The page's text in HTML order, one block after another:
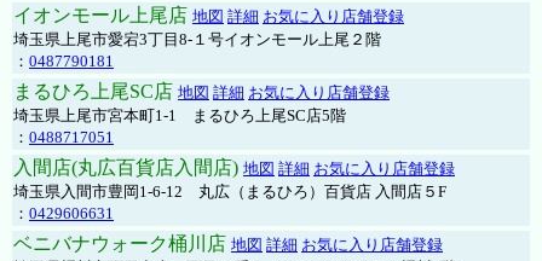
イオンモール上尾店 地図 詳細 お気に入り店舗登録
埼玉県上尾市愛宕3丁目8-１号イオンモール上尾２階
： 0487790181
まるひろ上尾SC店 地図 詳細 お気に入り店舗登録
埼玉県上尾市宮本町1-1 まるひろ上尾SC店5階
： 0488717051
入間店(丸広百貨店入間店) 地図 詳細 お気に入り店舗登録
埼玉県入間市豊岡1-6-12 丸広（まるひろ）百貨店 入間店５F
： 0429606631
ベニバナウォーク桶川店 地図 詳細 お気に入り店舗登録